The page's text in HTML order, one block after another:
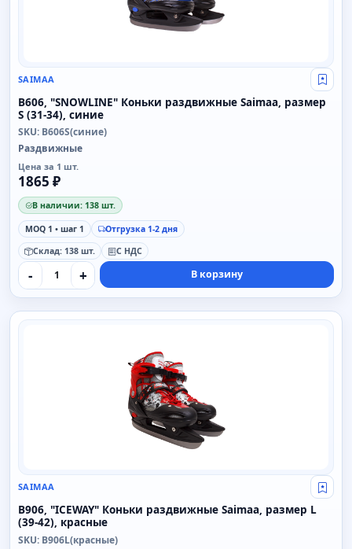
SAIMAA Свой
B606, "SNOWLINE" Коньки раздвижные Saimaa, размер
S (31-34), синие
SKU: B606S(синие)
Раздвижные
Цена за 1 шт.
1865 ₽
В наличии: 138 шт.
MOQ 1 • шаг 1
Отгрузка 1-2 дня
Склад: 138 шт.
С НДС
- + В корзину
SAIMAA
SAIMAA Свой
B906, "ICEWAY" Коньки раздвижные Saimaa, размер L
(39-42), красные
SKU: B906L(красные)